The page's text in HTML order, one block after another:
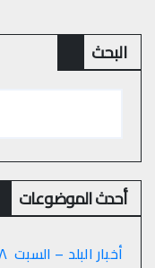
البحث
أحدث الموضوعات
أخبار البلد – السبت ٨ أغسطس ٢٠٢٦م